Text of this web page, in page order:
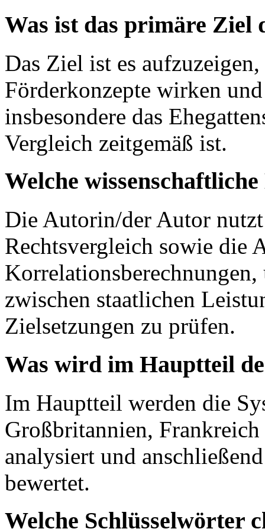
Was ist das primäre Ziel
Das Ziel ist es
Förderkonzepte wirken
insbesondere das
Vergleich zeitgemäß ist.
Welche
Die Autorin/der Autor
Rechtsvergleich sowie die
zwischen staatlichen
Zielsetzungen zu prüfen.
Was wird im Hauptteil
Im Hauptteil werden die
Großbritannien,
analysiert und
bewertet.
Welche Schlüsselwörter